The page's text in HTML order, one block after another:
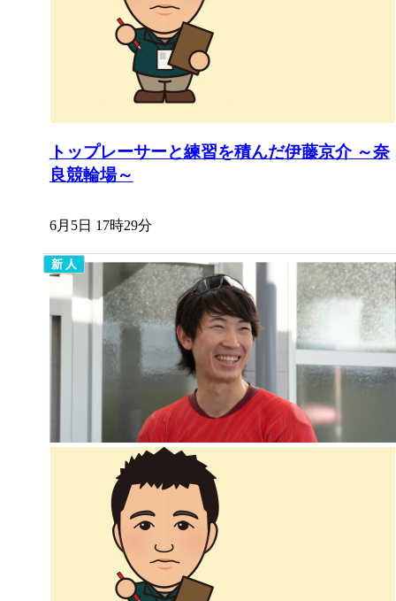
トップレーサーと練習を積んだ伊藤京介 ～奈
良競輪場～
6月5日 17時29分